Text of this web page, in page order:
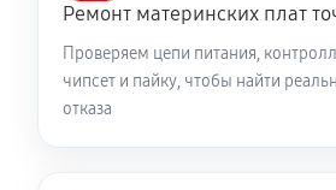
Ремонт материнских плат
Проверяем цепи питания,
чипсет и пайку, чтобы найти
отказа